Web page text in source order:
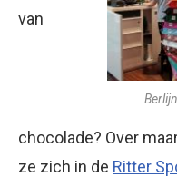
van
chocolade? Over
ze zich in de Ritter